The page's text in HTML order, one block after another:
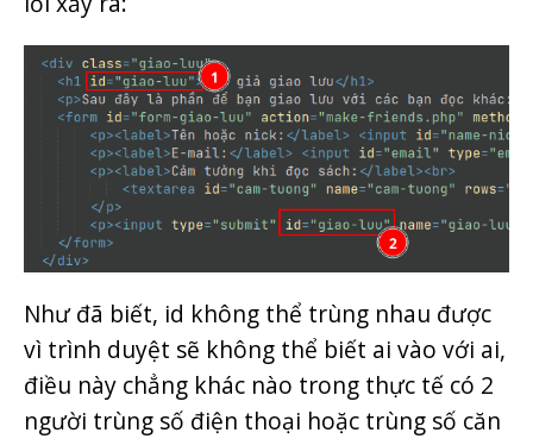
Như đã biết, id không thể trùng nhau được
vì trình duyệt sẽ không thể biết ai vào với ai,
điều này chẳng khác nào trong thực tế có 2
người trùng số điện thoại hoặc trùng số căn